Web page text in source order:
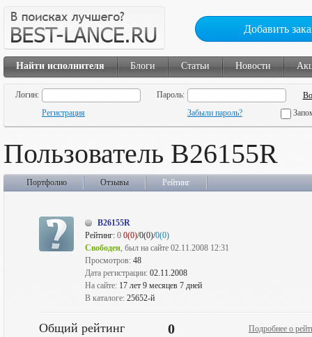
Добавить
Найти исполнителя Блоги Статьи Новости
Логин:
Пароль:
Регистрация
Забыли пароль?
Пользователь B26155R
Портфолио Отзывы Рейтинг
B26155R
Рейтинг: 0 0(0)/0(0)/0(0)
Свободен, был на сайте 02.11.2008 12:31
Просмотров: 48
Дата регистрации: 02.11.2008
На сайте: 17 лет 9 месяцев 7 дней
В каталоге: 25652-й
Общий рейтинг 0 Подробнее о